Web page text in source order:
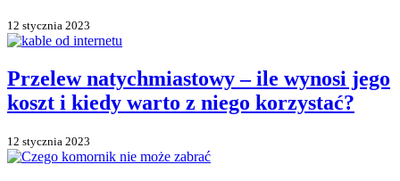
12 stycznia 2023
Przelew natychmiastowy – ile wynosi jego
koszt i kiedy warto z niego korzystać?
12 stycznia 2023